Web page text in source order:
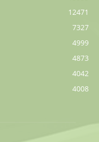
12471
7327
4999
4873
4042
4008